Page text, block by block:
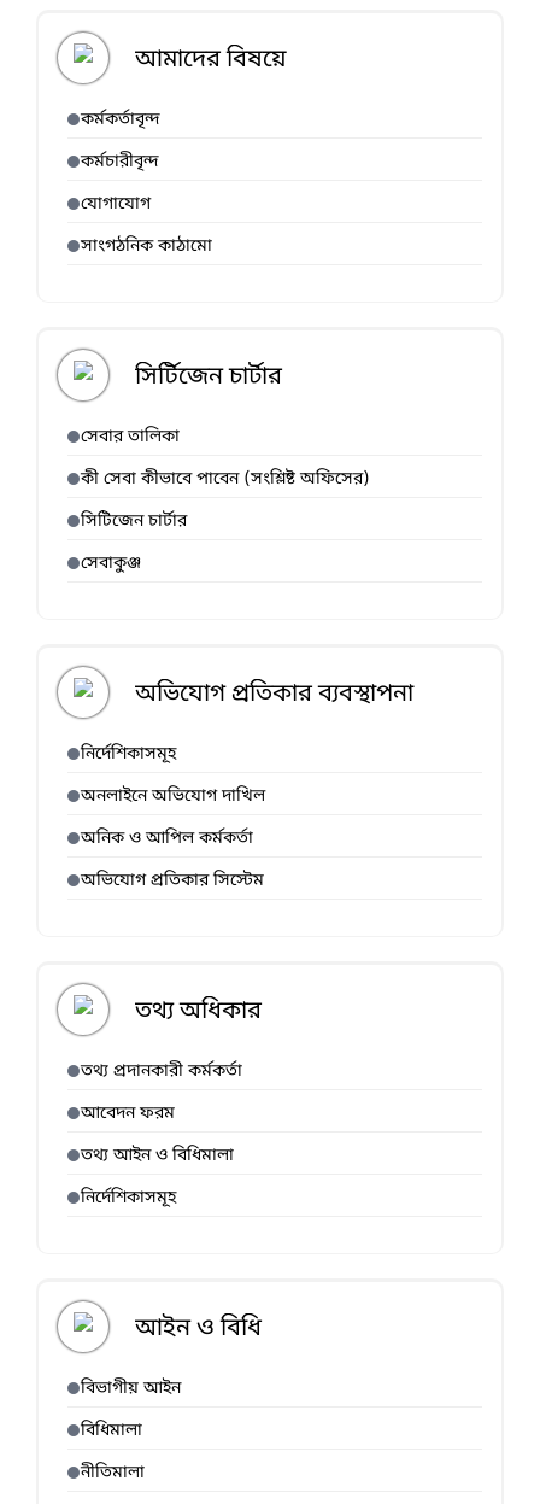
আমাদের বিষয়ে
কর্মকর্তাবৃন্দ
কর্মচারীবৃন্দ
যোগাযোগ
সাংগঠনিক কাঠামো
সির্টিজেন চার্টার
সেবার তালিকা
কী সেবা কীভাবে পাবেন (সংশ্লিষ্ট অফিসের)
সিটিজেন চার্টার
সেবাকুঞ্জ
অভিযোগ প্রতিকার ব্যবস্থাপনা
নির্দেশিকাসমূহ
অনলাইনে অভিযোগ দাখিল
অনিক ও আপিল কর্মকর্তা
অভিযোগ প্রতিকার সিস্টেম
তথ্য অধিকার
তথ্য প্রদানকারী কর্মকর্তা
আবেদন ফরম
তথ্য আইন ও বিধিমালা
নির্দেশিকাসমূহ
আইন ও বিধি
বিভাগীয় আইন
বিধিমালা
নীতিমালা